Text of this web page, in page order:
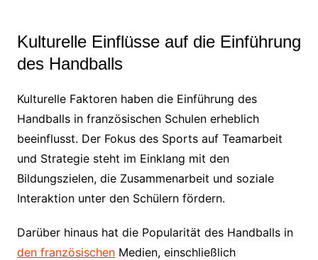
Kulturelle Einflüsse auf die Einführung
des Handballs
Kulturelle Faktoren haben die Einführung des
Handballs in französischen Schulen erheblich
beeinflusst. Der Fokus des Sports auf Teamarbeit
und Strategie steht im Einklang mit den
Bildungszielen, die Zusammenarbeit und soziale
Interaktion unter den Schülern fördern.
Darüber hinaus hat die Popularität des Handballs in
den französischenMedien, einschließlich